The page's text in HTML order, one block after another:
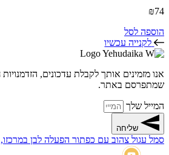
₪74
הוספה לסל
לקנייה עכשיו
אנו מזמינים אותך לקבלת עדכונים,
שמתפרסם באתר.
המייל שלך
שליחה
סמל עגול צהוב עם כפתור הפעלה לבן